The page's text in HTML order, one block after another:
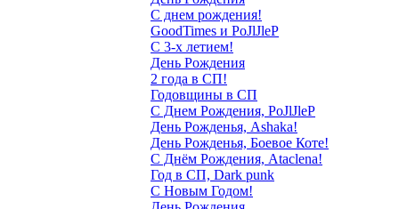
С днем рождения!
GoodTimes и PoJlJleP
С 3-х летием!
День Рождения
2 года в СП!
Годовщины в СП
С Днем Рождения, PoJlJleP
День Рожденья, Ashaka!
День Рожденья, Боевое Коте!
С Днём Рождения, Ataclena!
Год в СП, Dark punk
С Новым Годом!